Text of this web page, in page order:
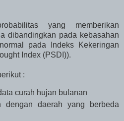
yang memberikan
dibandingkan pada kebasahan
pada Indeks Kekeringan
Index (PSDI)).
:
curah hujan bulanan
dengan daerah yang berbeda